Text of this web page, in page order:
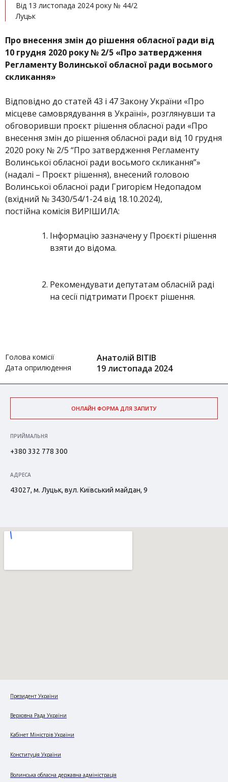
Від 13 листопада 2024 року № 44/2
Луцьк
Про внесення змін до рішення обласної ради від
10 грудня 2020 року № 2/5 «Про затвердження
Регламенту Волинської обласної ради восьмого
скликання»
Відповідно до статей 43 і 47 Закону України «Про
місцеве самоврядування в Україні», розглянувши та
обговоривши проєкт рішення обласної ради «Про
внесення змін до рішення обласної ради від 10 грудня
2020 року № 2/5 “Про затвердження Регламенту
Волинської обласної ради восьмого скликання”»
(надалі – Проєкт рішення), внесений головою
Волинської обласної ради Григорієм Недопадом
(вхідний № 3430/54/1-24 від 18.10.2024),
постійна комісія ВИРІШИЛА:
Інформацію зазначену у Проєкті рішення
взяти до відома.
Рекомендувати депутатам обласній раді
на сесії підтримати Проєкт рішення.
Голова комісії Анатолій ВІТІВ
Дата оприлюдення 19 листопада 2024
ОНЛАЙН ФОРМА ДЛЯ ЗАПИТУ
ПРИЙМАЛЬНЯ
+380 332 778 300
АДРЕСА
43027, м. Луцьк, вул. Київський майдан, 9
Президент України
Верховна Рада України
Кабінет Міністрів України
Конституція України
Волинська обласна державна адміністрація